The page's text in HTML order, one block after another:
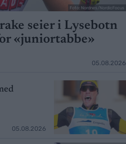
Foto: Nordnes/NordicFocus
seier i Lysebotn
«juniortabbe»
05.08.2026
05.08.2026